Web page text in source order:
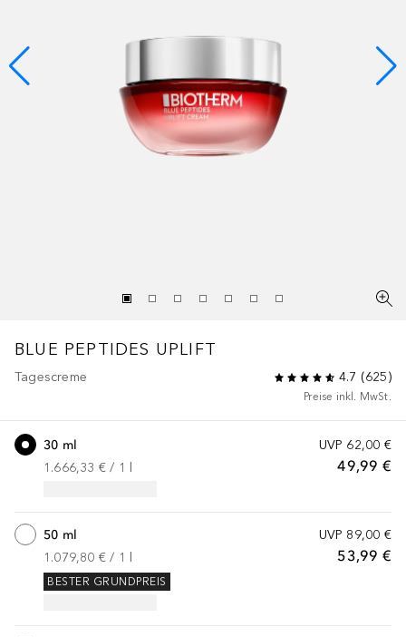
BLUE PEPTIDES UPLIFT
Tagescreme 4.7 (625)
Preise inkl. MwSt.
UVP 62,00 €
49,99 €
30 ml
1.666,33 € / 1
UVP 89,00 €
53,99 €
50 ml
1.079,80 € / 1
BESTER GRUNDPREIS